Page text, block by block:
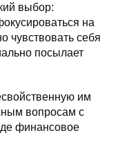
выбор:
на
чувствовать себя
посылает
им
вопросам с
финансовое